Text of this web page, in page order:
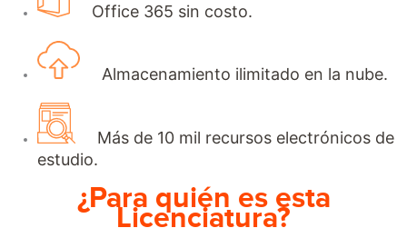
Office 365 sin costo.
Almacenamiento ilimitado en la nube.
Más de 10 mil recursos electrónicos de
estudio.
¿Para quién es esta
Licenciatura?